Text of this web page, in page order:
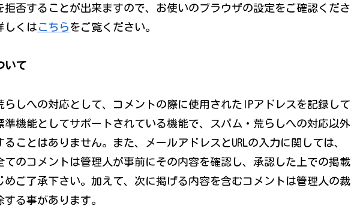
拒否することが出来ますので、お使いのブラウザの設定をご確認くださ
しくは こちら をご覧ください。
いて
らしへの対応として、コメントの際に使用されたIPアドレスを記録して
準機能としてサポートされている機能で、スパム・荒らしへの対応以外
ことはありません。また、メールアドレスとURLの入力に関しては、
てのコメントは管理人が事前にその内容を確認し、承認した上での掲載
めご了承下さい。加えて、次に掲げる内容を含むコメントは管理人の裁
る事があります。